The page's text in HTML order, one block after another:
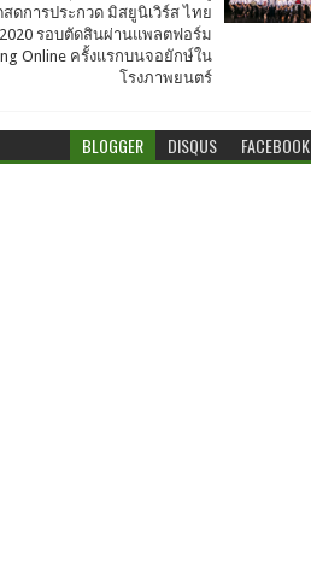
ดการประกวด มิสยูนิเวิร์ส ไทย
รอบตัดสินผ่านแพลตฟอร์ม
Online ครั้งแรกบนจอยักษ์ใน
โรงภาพยนตร์
BLOGGER DISQUS FACEBOOK